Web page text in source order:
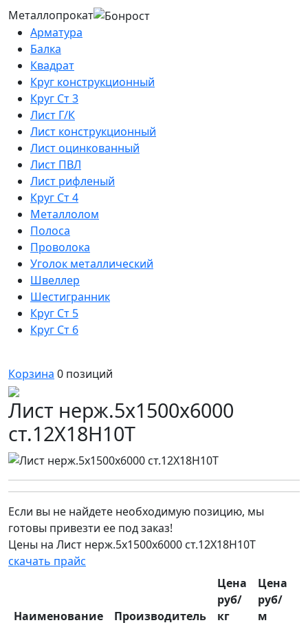
Металлопрокат
Арматура
Балка
Квадрат
Круг конструкционный
Круг Ст 3
Лист Г/К
Лист конструкционный
Лист оцинкованный
Лист ПВЛ
Лист рифленый
Круг Ст 4
Металлолом
Полоса
Проволока
Уголок металлический
Швеллер
Шестигранник
Круг Ст 5
Круг Ст 6
Корзина 0 позиций
Лист нерж.5х1500х6000
ст.12Х18Н10Т
Если вы не найдете необходимую позицию, мы
готовы привезти ее под заказ!
Цены на Лист нерж.5х1500х6000 ст.12Х18Н10Т
скачать прайс
Наименование Производитель
Цена
руб/
кг
Цена
руб/
м